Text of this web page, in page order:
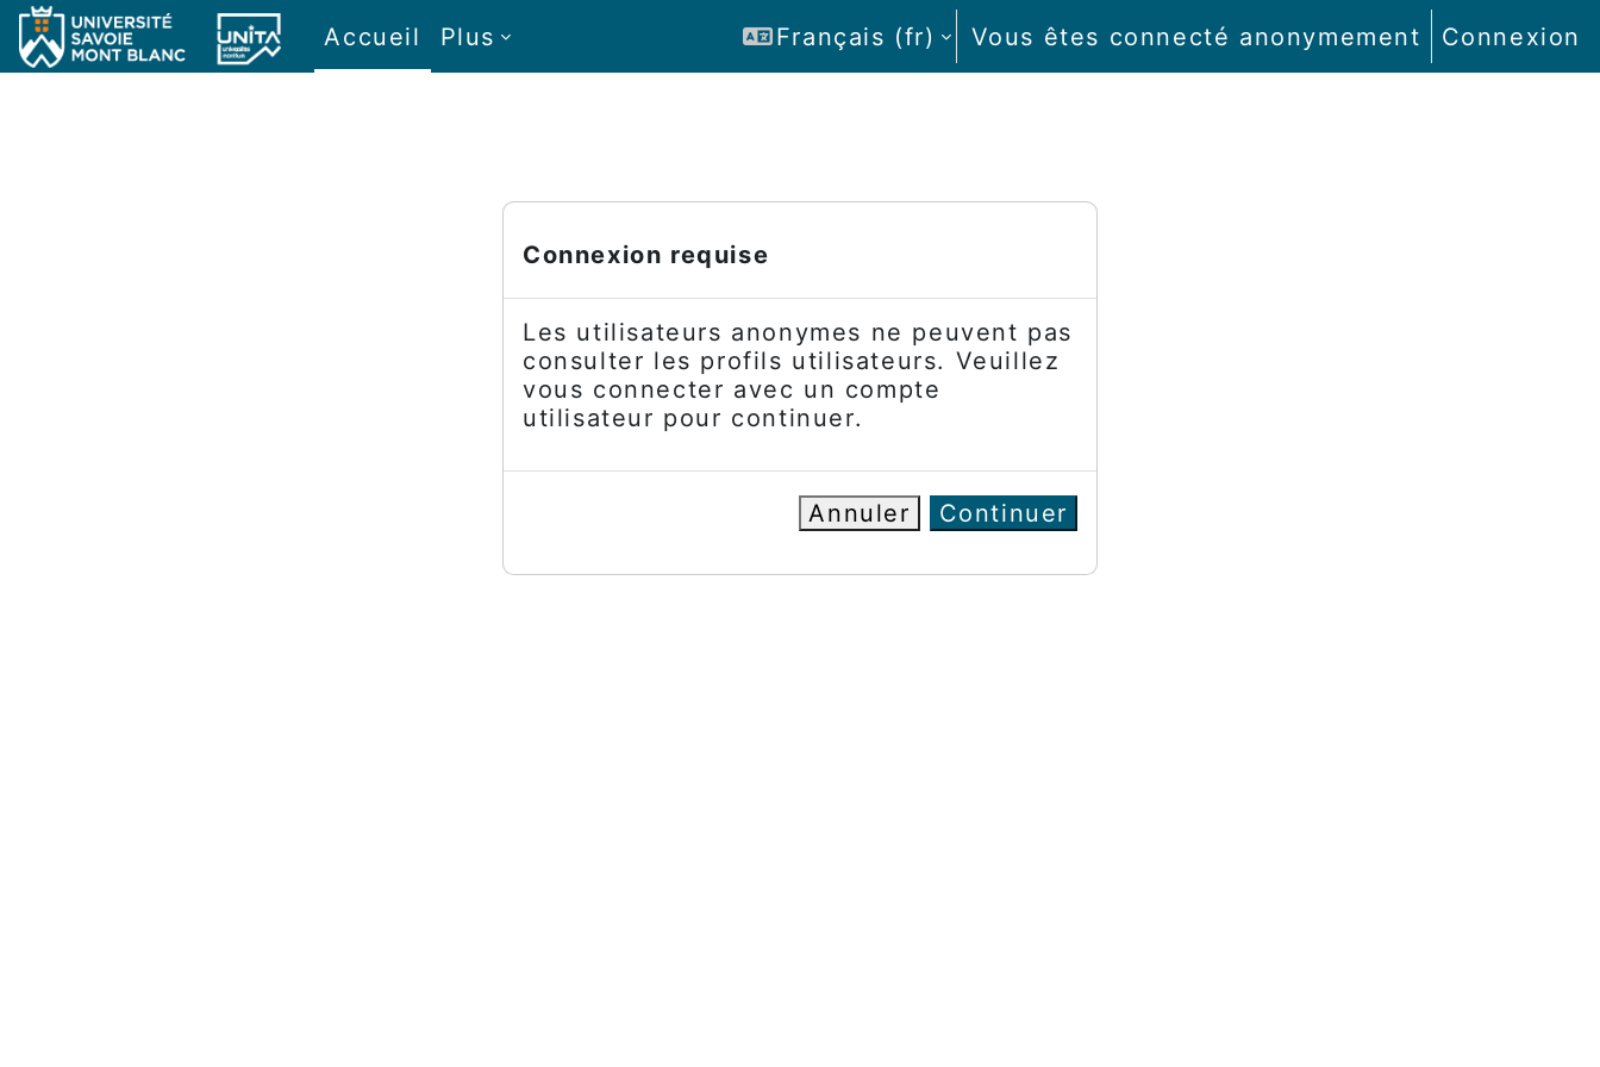
Passer au contenu principal
Accueil
Plus Français ‎(fr)‎ Vous êtes connecté anonymement Connexion
Connexion requise
Les utilisateurs anonymes ne peuvent pas
consulter les profils utilisateurs. Veuillez
vous connecter avec un compte
utilisateur pour continuer.
Annuler Continuer